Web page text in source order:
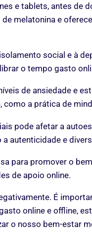
e tablets, antes de
melatonina e
social e à
o tempo gasto
de ansiedade e
a prática de
pode afetar a
autenticidade e
para promover o
de apoio online.
É
online e offline,
o nosso bem-estar